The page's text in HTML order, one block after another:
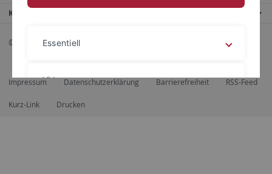
Kontaktinfo
© 2026 Eberhard Karls Universität Tübingen, Tübingen
Impressum Datenschutzerklärung Barrierefreiheit RSS-Feed
Kurz-Link Drucken
Essentiell
Videos